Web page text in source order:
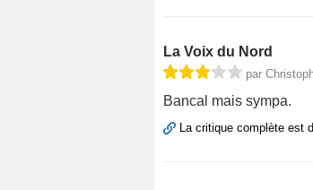
La Voix du Nord
par
Bancal mais sympa.
La critique complète est